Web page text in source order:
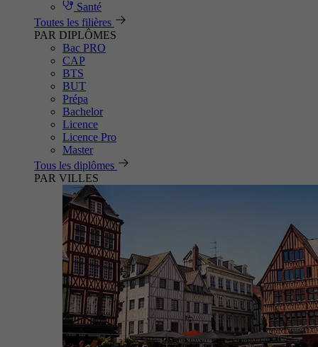
Santé
Toutes les filières
PAR DIPLÔMES
Bac PRO
CAP
BTS
BUT
Prépa
Bachelor
Licence
Licence Pro
Master
Tous les diplômes
PAR VILLES